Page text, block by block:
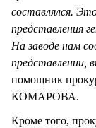
составлялся.
представления
На заводе нам
представлении,
помощник
КОМАРОВА.
Кроме того,